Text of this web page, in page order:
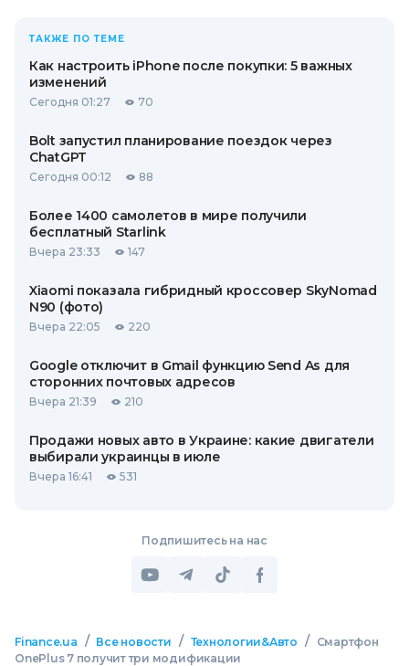
ТАКЖЕ ПО ТЕМЕ
Как настроить iPhone после покупки: 5 важных
изменений
Сегодня 01:27 70
Bolt запустил планирование поездок через
ChatGPT
Сегодня 00:12 88
Более 1400 самолетов в мире получили
бесплатный Starlink
Вчера 23:33 147
Xiaomi показала гибридный кроссовер SkyNomad
N90 (фото)
Вчера 22:05 220
Google отключит в Gmail функцию Send As для
сторонних почтовых адресов
Вчера 21:39 210
Продажи новых авто в Украине: какие двигатели
выбирали украинцы в июле
Вчера 16:41 531
Подпишитесь на нас
Finance.ua / Все новости / Технологии&Авто /
Смартфон
OnePlus 7 получит три модификации